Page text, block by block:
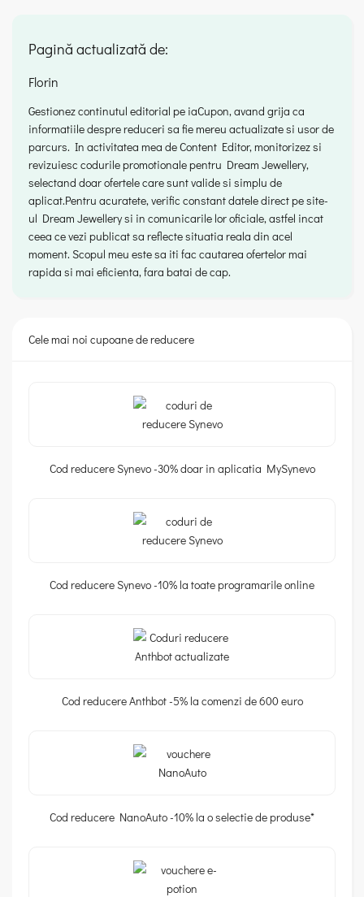
Pagină actualizată de:
Florin
Gestionez continutul editorial pe iaCupon, avand grija ca
informatiile despre reduceri sa fie mereu actualizate si usor de
parcurs. In activitatea mea de Content Editor, monitorizez si
revizuiesc codurile promotionale pentru Dream Jewellery,
selectand doar ofertele care sunt valide si simplu de
aplicat.Pentru acuratete, verific constant datele direct pe site-
ul Dream Jewellery si in comunicarile lor oficiale, astfel incat
ceea ce vezi publicat sa reflecte situatia reala din acel
moment. Scopul meu este sa iti fac cautarea ofertelor mai
rapida si mai eficienta, fara batai de cap.
Cele mai noi cupoane de reducere
Cod reducere Synevo -30% doar in aplicatia MySynevo
Cod reducere Synevo -10% la toate programarile online
Cod reducere Anthbot -5% la comenzi de 600 euro
Cod reducere NanoAuto -10% la o selectie de produse*